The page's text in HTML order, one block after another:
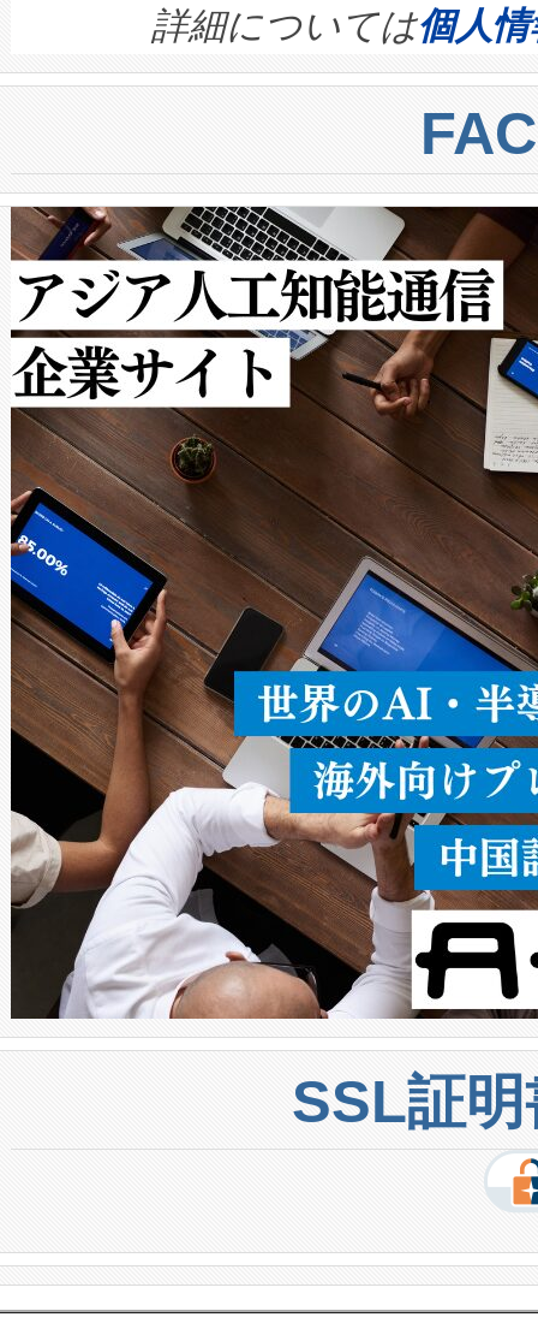
quality and reliability for AI
BESS stack to ensure battery
centers. Voltaiqは、ai&のAI
からシステム統合、試運転、
クルの各段階のデータを監視
[…]
す。ノーマルモードでは、
ートル先まで検出でき、これ
トに対して約600メートルに
では、反射率10％のターゲッ
で向上し、最大検知距離は
ットだけで最大1キロメート
ルの変電所周囲を監視でき、
作業と点群処理を簡素化でき
Avia 2は、2種類のFOVオプシ
× 80°のノーマルモード、長
ードを切り替えて使用するこ
ることなく、単一のデバイス
うにします。遠距離まで届く
密度なスキャ […]
詳細については個人
SSL証